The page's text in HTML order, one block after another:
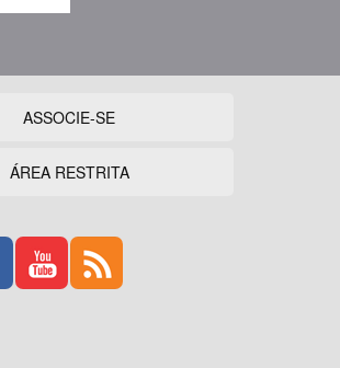
ASSOCIE-SE
ÁREA RESTRITA